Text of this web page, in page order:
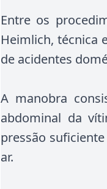
Entre os
Heimlich, técnica
de acidentes
A manobra
abdominal da
pressão
ar.